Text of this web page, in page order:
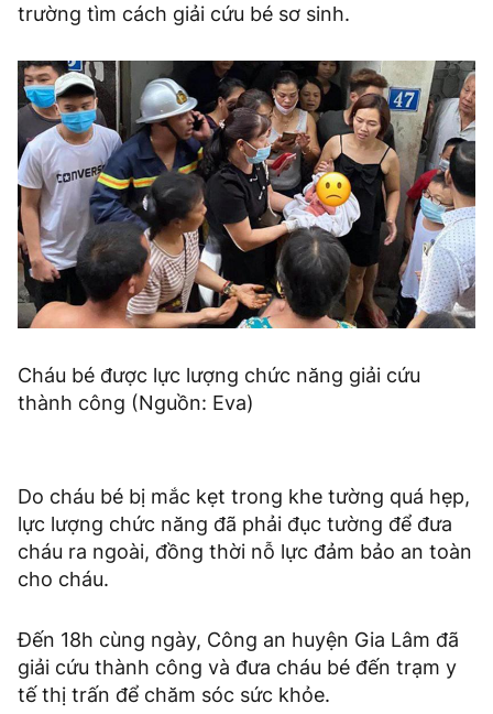
trường tìm cách giải cứu bé sơ sinh.
Cháu bé được lực lượng chức năng giải cứu
thành công (Nguồn: Eva)
Do cháu bé bị mắc kẹt trong khe tường quá hẹp,
lực lượng chức năng đã phải đục tường để đưa
cháu ra ngoài, đồng thời nỗ lực đảm bảo an toàn
cho cháu.
Đến 18h cùng ngày, Công an huyện Gia Lâm đã
giải cứu thành công và đưa cháu bé đến trạm y
tế thị trấn để chăm sóc sức khỏe.